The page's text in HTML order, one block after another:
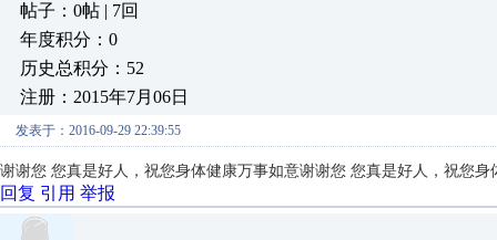
帖子：0帖 | 7回
年度积分：0
历史总积分：52
注册：2015年7月06日
发表于：2016-09-29 22:39:55
谢谢您 您真是好人，祝您身体健康万事如意谢谢您 您真是好人，祝您身
回复 引用 举报